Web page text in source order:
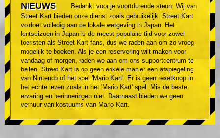
NIEUWS
Bedankt voor je voortdurende steun. Wij van
Street Kart bieden onze dienst zoals gebruikelijk. Street Kart
voldoet volledig aan de lokale wetgeving in Japan. Het
lentseizoen in Japan is de meest populaire tijd voor zowel
toeristen als Street Kart-fans, dus we raden aan om zo vroeg
mogelijk te boeken. Als je een reservering wilt maken voor
vandaag of morgen, raden we aan om ons supportcentrum te
bellen. Street Kart is op geen enkele manier een afspiegeling
van Nintendo of het spel 'Mario Kart'. Er is geen resetknop in
het echte leven zoals in het 'Mario Kart' spel. Mis de beste
ervaring en herinneringen niet. Daarnaast bieden we geen
verhuur van kostuums van Mario Kart.